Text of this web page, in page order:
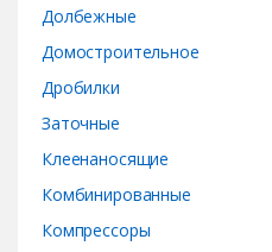
Долбежные
Домостроительное
Дробилки
Заточные
Клеенаносящие
Комбинированные
Компрессоры